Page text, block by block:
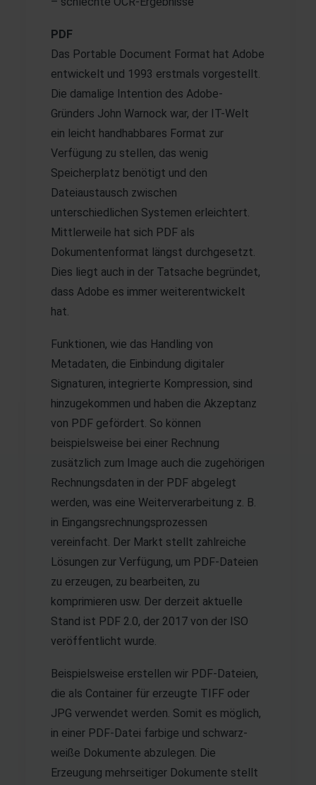
PDF
Das Portable Document Format hat Adobe
entwickelt und 1993 erstmals vorgestellt.
Die damalige Intention des Adobe-
Gründers John Warnock war, der IT-Welt
ein leicht handhabbares Format zur
Verfügung zu stellen, das wenig
Speicherplatz benötigt und den
Dateiaustausch zwischen
unterschiedlichen Systemen erleichtert.
Mittlerweile hat sich PDF als
Dokumentenformat längst durchgesetzt.
Dies liegt auch in der Tatsache begründet,
dass Adobe es immer weiterentwickelt
hat.
Funktionen, wie das Handling von
Metadaten, die Einbindung digitaler
Signaturen, integrierte Kompression, sind
hinzugekommen und haben die Akzeptanz
von PDF gefördert. So können
beispielsweise bei einer Rechnung
zusätzlich zum Image auch die zugehörigen
Rechnungsdaten in der PDF abgelegt
werden, was eine Weiterverarbeitung z. B.
in Eingangsrechnungsprozessen
vereinfacht. Der Markt stellt zahlreiche
Lösungen zur Verfügung, um PDF-Dateien
zu erzeugen, zu bearbeiten, zu
komprimieren usw. Der derzeit aktuelle
Stand ist PDF 2.0, der 2017 von der ISO
veröffentlicht wurde.
Beispielsweise erstellen wir PDF-Dateien,
die als Container für erzeugte TIFF oder
JPG verwendet werden. Somit es möglich,
in einer PDF-Datei farbige und schwarz-
weiße Dokumente abzulegen. Die
Erzeugung mehrseitiger Dokumente stellt